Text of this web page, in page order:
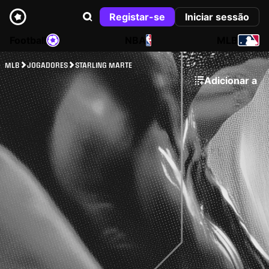
Registar-se
Iniciar sessão
NBA
MLB JOGADORES STARLING MARTE
Adicionar a